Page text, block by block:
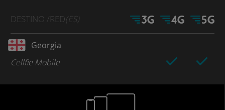
DESTINO /RED(ES)
Georgia
Cellfie Mobile